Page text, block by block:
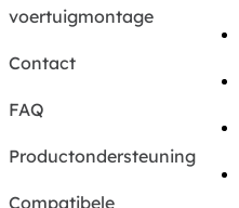
voertuigmontage
Contact
FAQ
Productondersteuning
Compatibele